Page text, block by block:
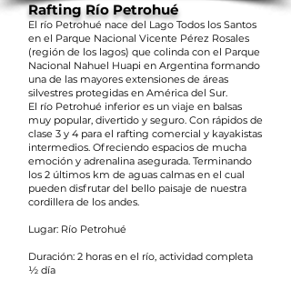
Rafting Río Petrohué
El río Petrohué nace del Lago Todos los Santos
en el Parque Nacional Vicente Pérez Rosales
(región de los lagos) que colinda con el Parque
Nacional Nahuel Huapi en Argentina formando
una de las mayores extensiones de áreas
silvestres protegidas en América del Sur.
El río Petrohué inferior es un viaje en balsas
muy popular, divertido y seguro. Con rápidos de
clase 3 y 4 para el rafting comercial y kayakistas
intermedios. Ofreciendo espacios de mucha
emoción y adrenalina asegurada. Terminando
los 2 últimos km de aguas calmas en el cual
pueden disfrutar del bello paisaje de nuestra
cordillera de los andes.
Lugar: Río Petrohué
Duración: 2 horas en el río, actividad completa
½ día